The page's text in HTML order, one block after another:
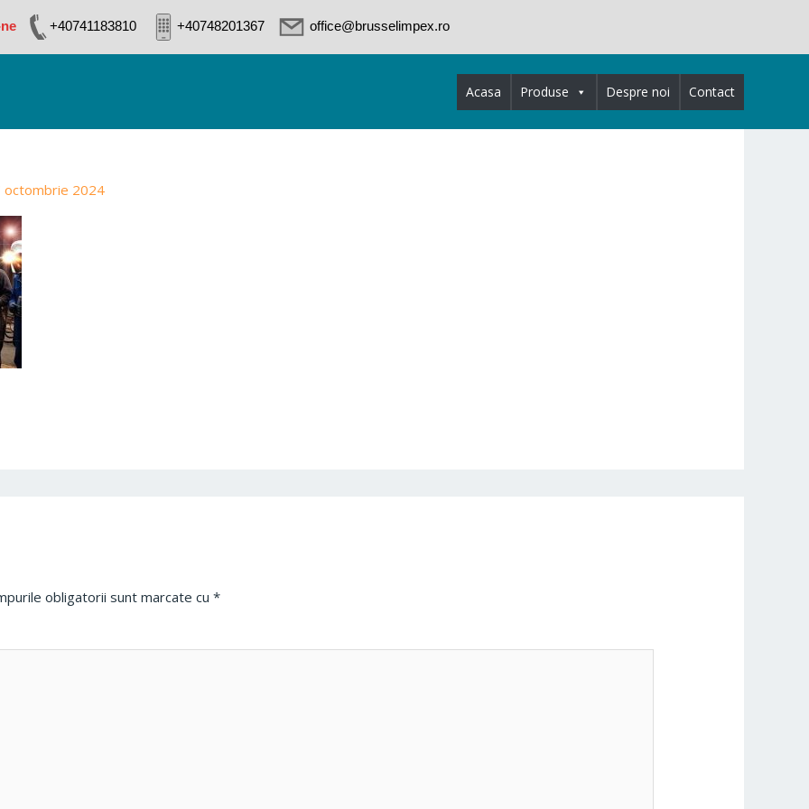
+40741183810 +40748201367 office@brusselimpex.ro
Acasa Produse Despre noi Contact
octombrie 2024
obligatorii sunt marcate cu*